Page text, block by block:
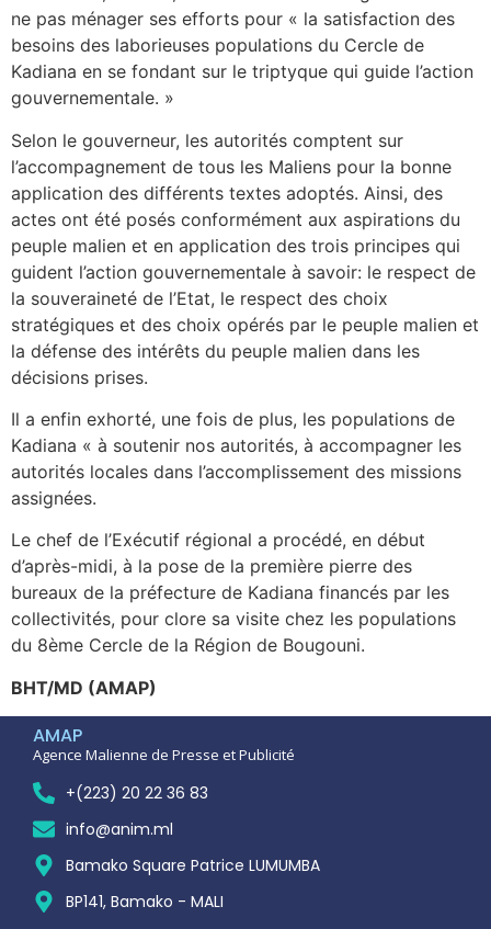
ne pas ménager ses efforts pour « la satisfaction des
besoins des laborieuses populations du Cercle de
Kadiana en se fondant sur le triptyque qui guide l’action
gouvernementale. »
Selon le gouverneur, les autorités comptent sur
l’accompagnement de tous les Maliens pour la bonne
application des différents textes adoptés. Ainsi, des
actes ont été posés conformément aux aspirations du
peuple malien et en application des trois principes qui
guident l’action gouvernementale à savoir: le respect de
la souveraineté de l’Etat, le respect des choix
stratégiques et des choix opérés par le peuple malien et
la défense des intérêts du peuple malien dans les
décisions prises.
Il a enfin exhorté, une fois de plus, les populations de
Kadiana « à soutenir nos autorités, à accompagner les
autorités locales dans l’accomplissement des missions
assignées.
Le chef de l’Exécutif régional a procédé, en début
d’après-midi, à la pose de la première pierre des
bureaux de la préfecture de Kadiana financés par les
collectivités, pour clore sa visite chez les populations
du 8ème Cercle de la Région de Bougouni.
BHT/MD (AMAP)
AMAP
Agence Malienne de Presse et Publicité
+(223) 20 22 36 83
info@anim.ml
Bamako Square Patrice LUMUMBA
BP141, Bamako - MALI